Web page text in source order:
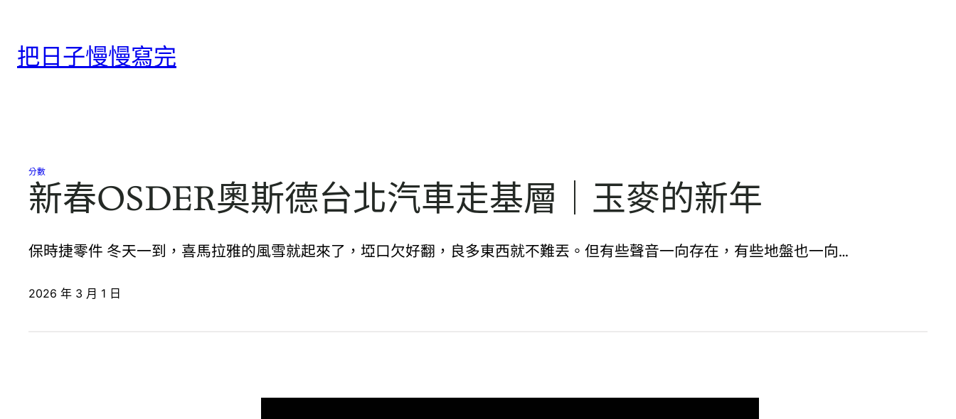
把日子慢慢寫完
分數
新春OSDER奧斯德台北汽車走基層｜玉麥的新年
保時捷零件 冬天一到，喜馬拉雅的風雪就起來了，埡口欠好翻，良多東西就不難丟。但有些聲音一向存在，有些地盤也一向…
2026 年 3 月 1 日